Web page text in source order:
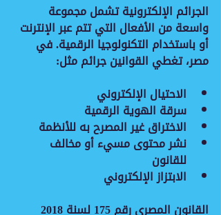
الجرائم الإلكترونية تشمل مجموعة
واسعة من الأفعال التي تتم عبر الإنترنت
أو باستخدام التكنولوجيا الرقمية. في
مصر، تغطي القوانين جرائم مثل:
الاحتيال الإلكتروني
سرقة الهوية الرقمية
الاختراق غير المصرح به للأنظمة
نشر محتوى مسيء أو مخالف
للقانون
الابتزاز الإلكتروني